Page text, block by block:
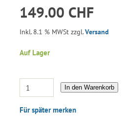
149.00 CHF
Inkl. 8.1 % MWSt zzgl.Versand
Auf Lager
In den Warenkorb
Für später merken